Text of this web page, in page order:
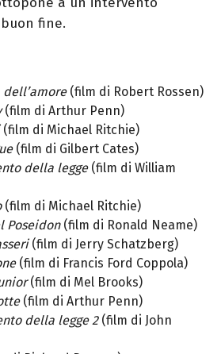
fine.
(film di Robert Rossen)
(film di Arthur Penn)
(film di Michael Ritchie)
(film di Gilbert Cates)
della legge(film di William
(film di Michael Ritchie)
Poseidon (film di Ronald Neame)
(film di Jerry Schatzberg)
(film di Francis Ford Coppola)
(film di Mel Brooks)
(film di Arthur Penn)
della legge 2(film di John